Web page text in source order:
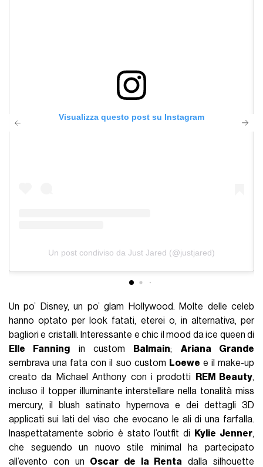
Visualizza questo post su Instagram
Un post condiviso da Just Jared (@justjared)
Un po’ Disney, un po’ glam Hollywood. Molte delle celeb
hanno optato per look fatati, eterei o, in alternativa, per
bagliori e cristalli. Interessante e chic il mood da ice queen di
Elle Fanning in custom Balmain; Ariana Grande
sembrava una fata con il suo custom Loewe e il make-up
creato da Michael Anthony con i prodotti
REM Beauty,
incluso il topper illuminante interstellare nella tonalità miss
mercury, il blush satinato hypernova e dei dettagli 3D
applicati sui lati del viso che evocano le ali di una farfalla.
Inaspettatamente sobrio è stato l’outfit di
Kylie Jenner,
che seguendo un nuovo stile minimal ha partecipato
all’evento con un Oscar de la Renta dalla silhouette